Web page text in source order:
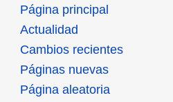
Página principal
Actualidad
Cambios recientes
Páginas nuevas
Página aleatoria